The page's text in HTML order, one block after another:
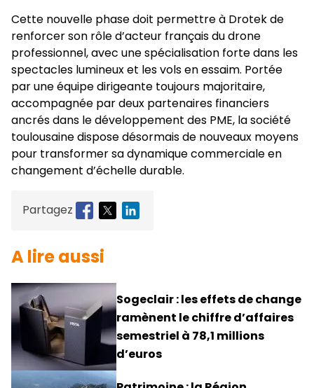
Cette nouvelle phase doit permettre à Drotek de
renforcer son rôle d’acteur français du drone
professionnel, avec une spécialisation forte dans les
spectacles lumineux et les vols en essaim. Portée
par une équipe dirigeante toujours majoritaire,
accompagnée par deux partenaires financiers
ancrés dans le développement des PME, la société
toulousaine dispose désormais de nouveaux moyens
pour transformer sa dynamique commerciale en
changement d’échelle durable.
Partagez
A lire aussi
Sogeclair : les effets de change
ramènent le chiffre d’affaires
semestriel à 78,1 millions
d’euros